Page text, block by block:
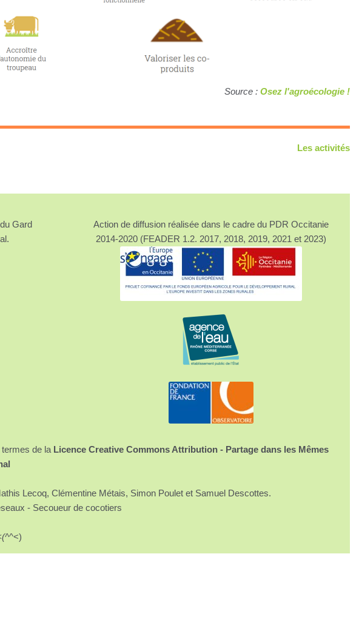
Source : Osez l'agroécologie !
Les activités
Gard
Action de diffusion réalisée dans le cadre du PDR Occitanie
2014-2020 (FEADER 1.2. 2017, 2018, 2019, 2021 et 2023)
de la Licence Creative Commons Attribution - Partage dans les Mêmes
Lecoq, Clémentine Métais, Simon Poulet et Samuel Descottes.
- Secoueur de cocotiers
^<)